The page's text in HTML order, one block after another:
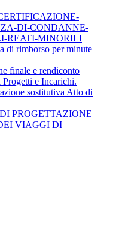
DI-CONDANNE-
REATI-MINORILI
di rimborso per minute
finale e rendiconto
Progetti e Incarichi.
sostitutiva Atto di
PROGETTAZIONE
VIAGGI DI